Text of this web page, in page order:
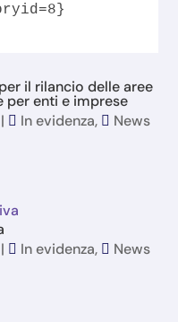
il rilancio delle aree
per enti e imprese
| In evidenza, News
| In evidenza, News